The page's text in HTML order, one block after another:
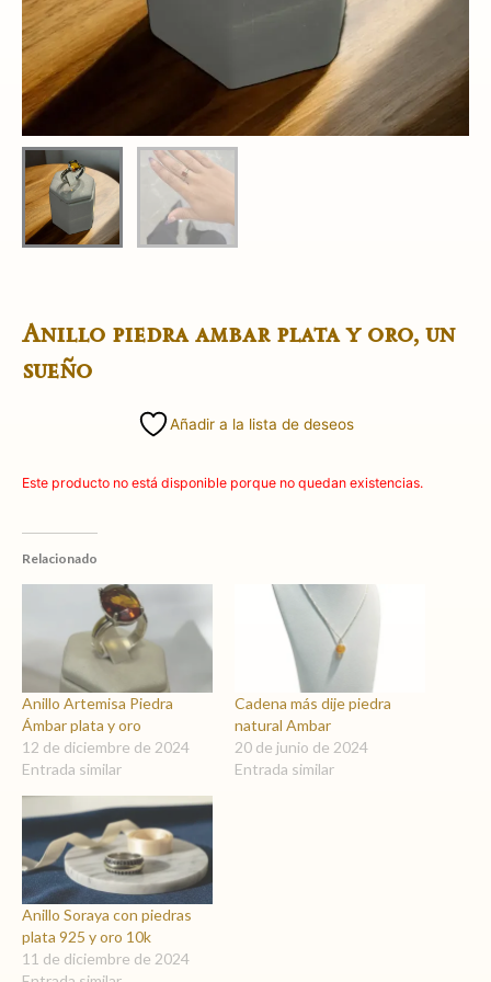
Anillo piedra ambar plata y oro, un
sueño
Añadir a la lista de deseos
Este producto no está disponible porque no quedan existencias.
Relacionado
Anillo Artemisa Piedra
Ámbar plata y oro
12 de diciembre de 2024
Entrada similar
Cadena más dije piedra
natural Ambar
20 de junio de 2024
Entrada similar
Anillo Soraya con piedras
plata 925 y oro 10k
11 de diciembre de 2024